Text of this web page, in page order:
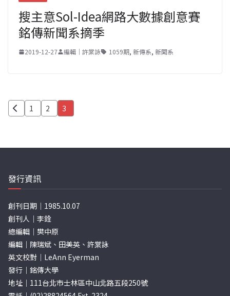
搜主意Sol-Idea網路大數據創意賽
銘傳新聞系摘季
2019-12-27 編輯｜許棠詠 1059期, 新傳系, 新聞系
文
分
頁
1 2 3
發行資訊
創刊日期｜1985.10.07
創刊人｜李銓
總編輯｜樊中原
編輯｜陳瑞斌、田美英、許棠詠
英文校對｜LeAnn Eyerman
發行｜銘傳大學
地址｜111台北市士林區中山北路五段250號